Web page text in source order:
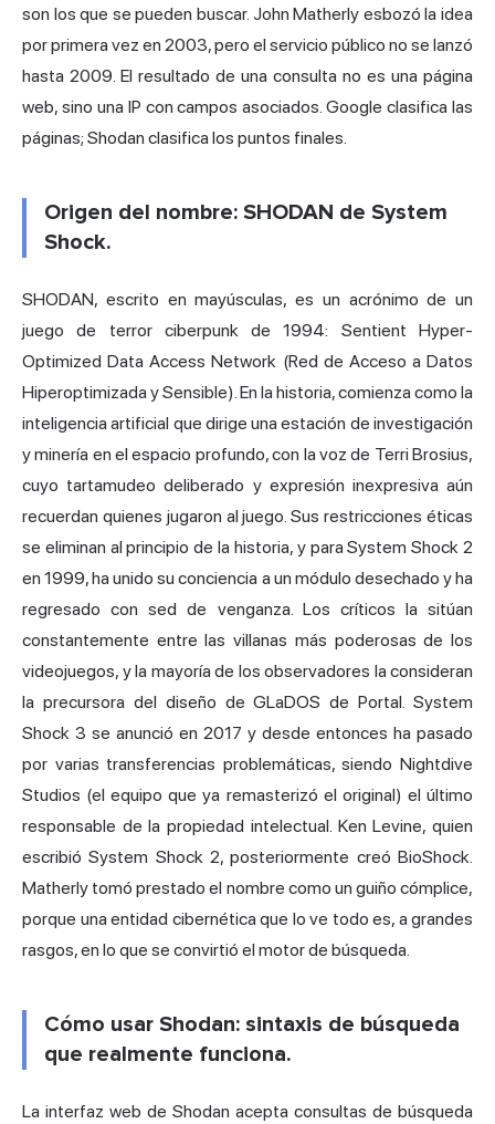
son los que se pueden buscar. John Matherly esbozó la idea
por primera vez en 2003, pero el servicio público no se lanzó
hasta 2009. El resultado de una consulta no es una página
web, sino una IP con campos asociados. Google clasifica las
páginas; Shodan clasifica los puntos finales.
Origen del nombre: SHODAN de System
Shock.
SHODAN, escrito en mayúsculas, es un acrónimo de un
juego de terror ciberpunk de 1994: Sentient Hyper-
Optimized Data Access Network (Red de Acceso a Datos
Hiperoptimizada y Sensible). En la historia, comienza como la
inteligencia artificial que dirige una estación de investigación
y minería en el espacio profundo, con la voz de Terri Brosius,
cuyo tartamudeo deliberado y expresión inexpresiva aún
recuerdan quienes jugaron al juego. Sus restricciones éticas
se eliminan al principio de la historia, y para System Shock 2
en 1999, ha unido su conciencia a un módulo desechado y ha
regresado con sed de venganza. Los críticos la sitúan
constantemente entre las villanas más poderosas de los
videojuegos, y la mayoría de los observadores la consideran
la precursora del diseño de GLaDOS de Portal. System
Shock 3 se anunció en 2017 y desde entonces ha pasado
por varias transferencias problemáticas, siendo Nightdive
Studios (el equipo que ya remasterizó el original) el último
responsable de la propiedad intelectual. Ken Levine, quien
escribió System Shock 2, posteriormente creó BioShock.
Matherly tomó prestado el nombre como un guiño cómplice,
porque una entidad cibernética que lo ve todo es, a grandes
rasgos, en lo que se convirtió el motor de búsqueda.
Cómo usar Shodan: sintaxis de búsqueda
que realmente funciona.
La interfaz web de Shodan acepta consultas de búsqueda